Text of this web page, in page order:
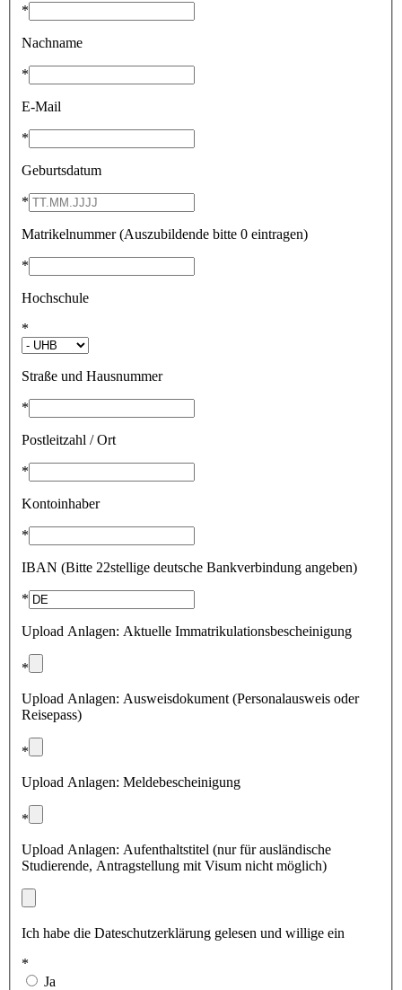
*
Nachname
*
E-Mail
*
Geburtsdatum
*
Matrikelnummer (Auszubildende bitte 0 eintragen)
*
Hochschule
*
Straße und Hausnummer
*
Postleitzahl / Ort
*
Kontoinhaber
*
IBAN (Bitte 22stellige deutsche Bankverbindung angeben)
*
Upload Anlagen: Aktuelle Immatrikulationsbescheinigung
*
Upload Anlagen: Ausweisdokument (Personalausweis oder
Reisepass)
*
Upload Anlagen: Meldebescheinigung
*
Upload Anlagen: Aufenthaltstitel (nur für ausländische
Studierende, Antragstellung mit Visum nicht möglich)
Ich habe die Dateschutzerklärung gelesen und willige ein
*
Ja